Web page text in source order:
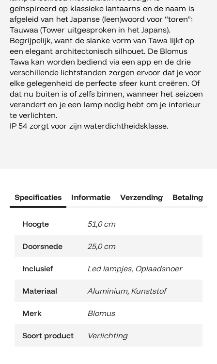
geïnspireerd op klassieke lantaarns en de naam is
afgeleid van het Japanse (leen)woord voor “toren”:
Tauwaa (Tower uitgesproken in het Japans).
Begrijpelijk, want de slanke vorm van Tawa lijkt op
een elegant architectonisch silhouet. De Blomus
Tawa kan worden bediend via een app en de drie
verschillende lichtstanden zorgen ervoor dat je voor
elke gelegenheid de perfecte sfeer kunt creëren. Of
dat nu buiten is of zelfs binnen, wanneer het seizoen
verandert en je een lamp nodig hebt om je interieur
te verlichten.
IP 54 zorgt voor zijn waterdichtheidsklasse.
Specificaties Informatie Verzending Betaling
Hoogte 51,0 cm
Doorsnede 25,0 cm
Inclusief Led lampjes, Oplaadsnoer
Materiaal Aluminium, Kunststof
Merk Blomus
Soort product Verlichting